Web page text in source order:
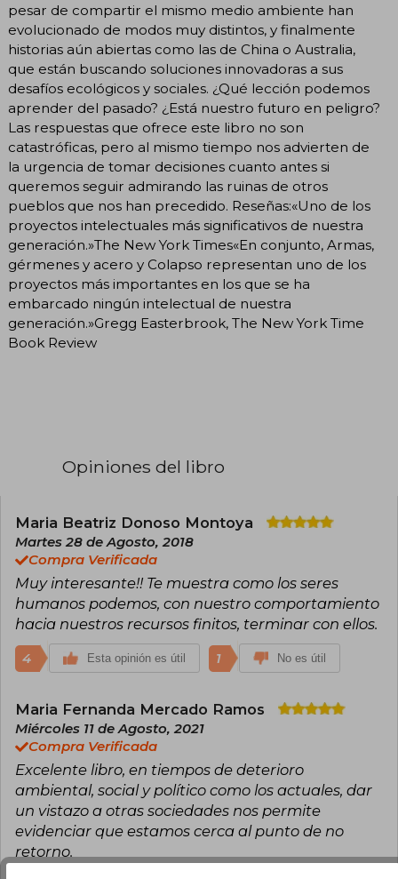
pesar de compartir el mismo medio ambiente han
evolucionado de modos muy distintos, y finalmente
historias aún abiertas como las de China o Australia,
que están buscando soluciones innovadoras a sus
desafíos ecológicos y sociales. ¿Qué lección podemos
aprender del pasado? ¿Está nuestro futuro en peligro?
Las respuestas que ofrece este libro no son
catastróficas, pero al mismo tiempo nos advierten de
la urgencia de tomar decisiones cuanto antes si
queremos seguir admirando las ruinas de otros
pueblos que nos han precedido. Reseñas:«Uno de los
proyectos intelectuales más significativos de nuestra
generación.»The New York Times«En conjunto, Armas,
gérmenes y acero y Colapso representan uno de los
proyectos más importantes en los que se ha
embarcado ningún intelectual de nuestra
generación.»Gregg Easterbrook, The New York Time
Book Review
Opiniones del libro
Maria Beatriz Donoso Montoya
Martes 28 de Agosto, 2018
Compra Verificada
Muy interesante!! Te muestra como los seres
humanos podemos, con nuestro comportamiento
hacia nuestros recursos finitos, terminar con ellos.
4 Esta opinión es útil 1 No es útil
Maria Fernanda Mercado Ramos
Miércoles 11 de Agosto, 2021
Compra Verificada
Excelente libro, en tiempos de deterioro
ambiental, social y político como los actuales, dar
un vistazo a otras sociedades nos permite
evidenciar que estamos cerca al punto de no
retorno.